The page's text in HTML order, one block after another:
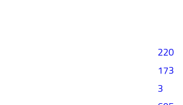
220
173
3